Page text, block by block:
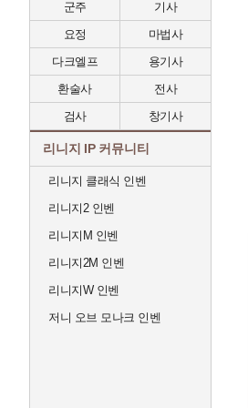
군주
기사
요정
마법사
다크엘프
용기사
환술사
전사
검사
창기사
리니지 IP 커뮤니티
리니지 클래식 인벤
리니지2 인벤
리니지M 인벤
리니지2M 인벤
리니지W 인벤
저니 오브 모나크 인벤